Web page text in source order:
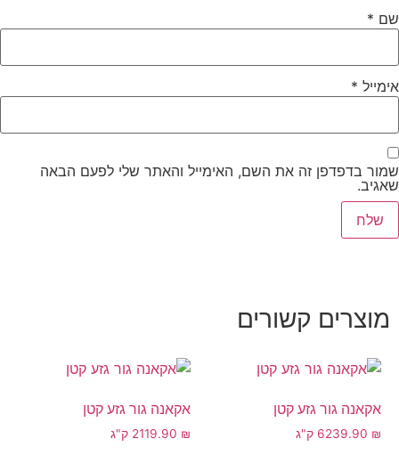
שם *
אימייל *
שמור בדפדפן זה את השם, האימייל והאתר שלי לפעם הבאה
שאגיב.
מוצרים קשורים
אקאנה גור גזע קטן
239.90 ₪ 6 ק"ג
אקאנה גור גזע קטן
119.90 ₪ 2 ק"ג